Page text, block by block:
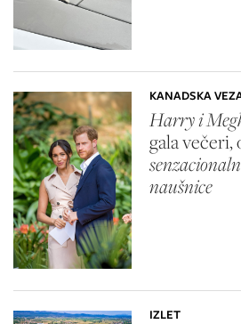
KANADSKA
Harry i
gala večeri,
naušnice
IZLET